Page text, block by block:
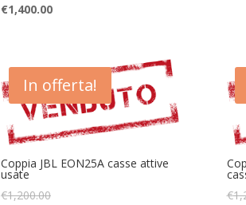
€1,400.00
In offerta!
Coppia JBL EON25A casse attive
usate
€1,200.00
€